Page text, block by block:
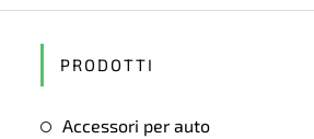
PRODOTTI
Accessori per auto